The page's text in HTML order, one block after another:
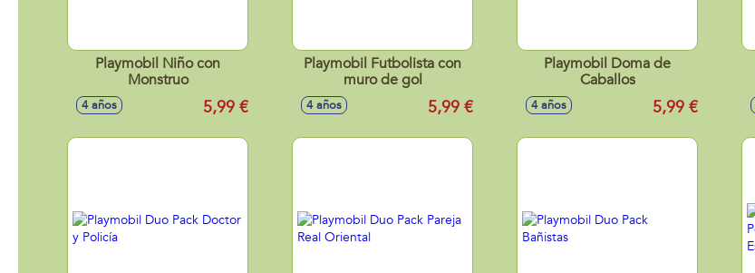
Playmobil Niño con
Monstruo
4 años 5,99 €
Playmobil Futbolista con
muro de gol
4 años 5,99 €
Playmobil Doma de
Caballos
4 años 5,99 €